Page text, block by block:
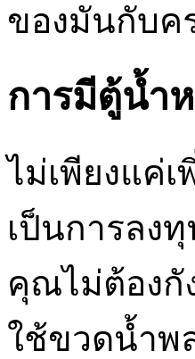
ของมันกับค
การมีตู้น้ำ
ไม่เพียงแค่
เป็นการลง
คุณไม่ต้องกั
ใช้ขวดน้ำพ